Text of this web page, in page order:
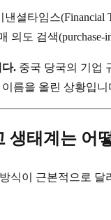
낸셜타임스(Financial
의도 검색
. 중국 당국의 기업
름을 올린 상황입니
생태계는 어
식이 근본적으로